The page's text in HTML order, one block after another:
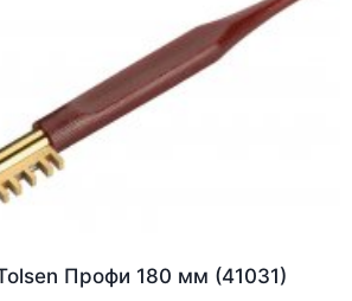
Профи 180 мм (41031)